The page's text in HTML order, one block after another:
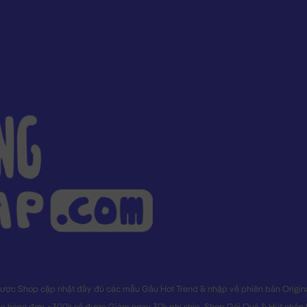
Shop cập nhật đầy đủ các mẫu Gấu Hot Trend & nhập về phiên bản